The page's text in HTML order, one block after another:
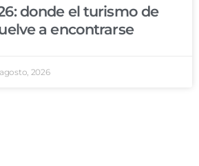
donde el turismo de
a encontrarse
2026